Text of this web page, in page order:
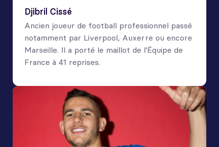
Djibril Cissé
Ancien joueur de football professionnel passé
notamment par Liverpool, Auxerre ou encore
Marseille. Il a porté le maillot de l'Équipe de
France à 41 reprises.